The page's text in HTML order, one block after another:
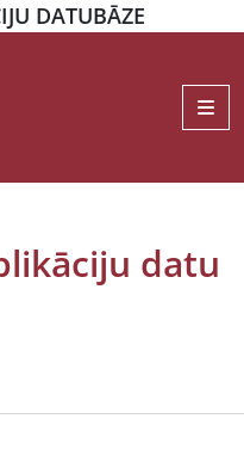
DATUBĀZE
datu